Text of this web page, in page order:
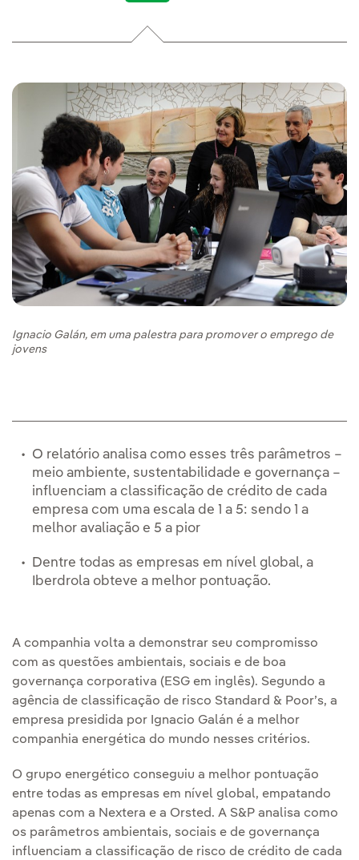
Ignacio Galán, em uma palestra para promover o emprego de
jovens
O relatório analisa como esses três parâmetros –
meio ambiente, sustentabilidade e governança –
influenciam a classificação de crédito de cada
empresa com uma escala de 1 a 5: sendo 1 a
melhor avaliação e 5 a pior
Dentre todas as empresas em nível global, a
Iberdrola obteve a melhor pontuação.
A companhia volta a demonstrar seu compromisso
com as questões ambientais, sociais e de boa
governança corporativa (ESG em inglês). Segundo a
agência de classificação de risco Standard & Poor’s, a
empresa presidida por Ignacio Galán é a melhor
companhia energética do mundo nesses critérios.
O grupo energético conseguiu a melhor pontuação
entre todas as empresas em nível global, empatando
apenas com a Nextera e a Orsted. A S&P analisa como
os parâmetros ambientais, sociais e de governança
influenciam a classificação de risco de crédito de cada